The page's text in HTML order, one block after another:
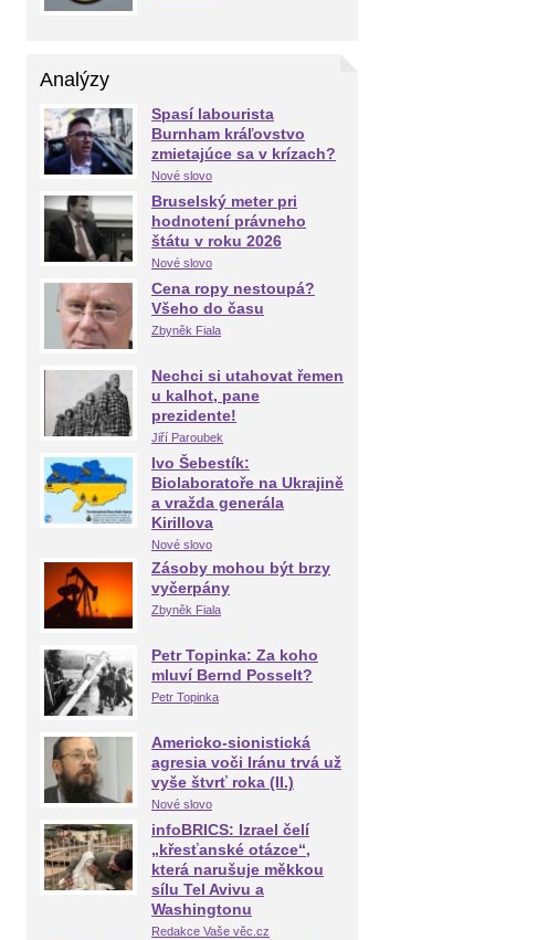
Analýzy
Spasí labourista
Burnham kráľovstvo
zmietajúce sa v krízach?
Nové slovo
Bruselský meter pri
hodnotení právneho
štátu v roku 2026
Nové slovo
Cena ropy nestoupá?
Všeho do času
Zbyněk Fiala
Nechci si utahovat řemen
u kalhot, pane
prezidente!
Jiří Paroubek
Ivo Šebestík:
Biolaboratoře na Ukrajině
a vražda generála
Kirillova
Nové slovo
Zásoby mohou být brzy
vyčerpány
Zbyněk Fiala
Petr Topinka: Za koho
mluví Bernd Posselt?
Petr Topinka
Americko-sionistická
agresia voči Iránu trvá už
vyše štvrť roka (II.)
Nové slovo
infoBRICS: Izrael čelí
„křesťanské otázce“,
která narušuje měkkou
sílu Tel Avivu a
Washingtonu
Redakce Vaše věc.cz